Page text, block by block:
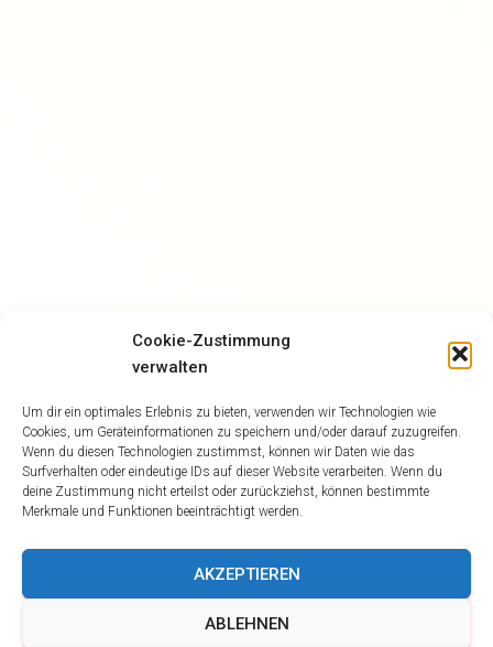
Cookie-Zustimmung
verwalten
Um dir ein optimales Erlebnis zu bieten, verwenden wir Technologien wie
Cookies, um Geräteinformationen zu speichern und/oder darauf zuzugreifen.
Wenn du diesen Technologien zustimmst, können wir Daten wie das
Surfverhalten oder eindeutige IDs auf dieser Website verarbeiten. Wenn du
deine Zustimmung nicht erteilst oder zurückziehst, können bestimmte
Merkmale und Funktionen beeinträchtigt werden.
AKZEPTIEREN
ABLEHNEN